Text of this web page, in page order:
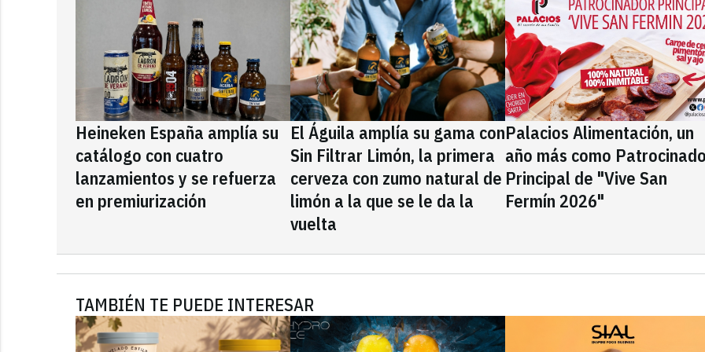
Heineken España amplía su
catálogo con cuatro
lanzamientos y se refuerza
en premiurización
El Águila amplía su gama con
Sin Filtrar Limón, la primera
cerveza con zumo natural de
limón a la que se le da la
vuelta
Palacios Alimentación, un
año más como
Principal de "Vive San
Fermín 2026"
TAMBIÉN TE PUEDE INTERESAR